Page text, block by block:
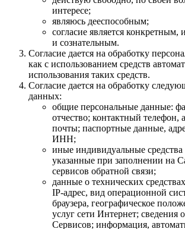
интересе;
являюсь дееспособным;
согласие является
и сознательным.
Согласие дается на обработку
как с использованием средств
использования таких средств.
Согласие дается на обработку
данных:
общие персональные данные:
отчество; контактный телефон,
почты; паспортные данные,
ИНН;
иные индивидуальные
указанные при заполнении на
сервисов обратной связи;
данные о технических
IP-адрес, вид операционной
браузера, географическое
услуг сети Интернет; сведения
Сервисов; информация,